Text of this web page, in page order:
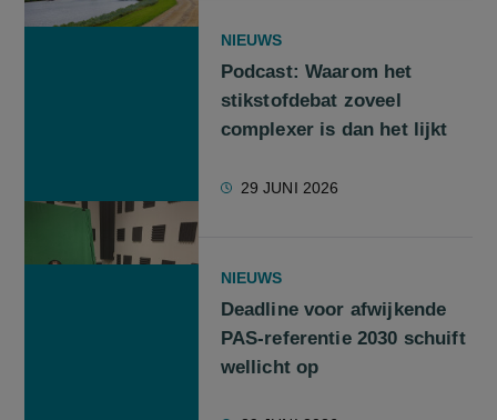
NIEUWS
Podcast: Waarom het
stikstofdebat zoveel
complexer is dan het lijkt
29 JUNI 2026
NIEUWS
Deadline voor afwijkende
PAS-referentie 2030 schuift
wellicht op